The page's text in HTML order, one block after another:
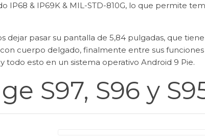
IP68 & IP69K & MIL-STD-810G, lo que permite
dejar pasar su pantalla de 5,84 pulgadas, que
cuerpo delgado, finalmente entre sus
todo esto en un sistema operativo Android 9 Pie.
S97, S96 y